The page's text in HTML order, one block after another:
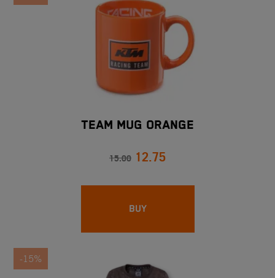
TEAM MUG ORANGE
15.00 12.75
BUY
-15%